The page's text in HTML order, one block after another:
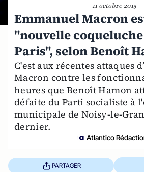
11 octobre 2015
Emmanuel Macron
"nouvelle
Paris", selon Benoît
C'est aux récentes attaques
Macron contre les
heures que Benoît Hamon
défaite du Parti socialiste à
municipale de Noisy-le-
dernier.
Atlantico
PARTAGER